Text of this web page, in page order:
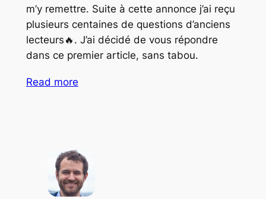
m’y remettre. Suite à cette annonce j’ai reçu
plusieurs centaines de questions d’anciens
lecteurs🔥. J’ai décidé de vous répondre
dans ce premier article, sans tabou.
Read more